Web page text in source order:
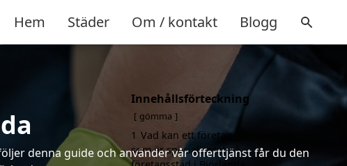
Hem Städer Om / kontakt Blogg
denna guide och använder vår offerttjänst får du den
Innehållsförteckning
gömma
1 Vad kan ett företag
som är specialiserat på